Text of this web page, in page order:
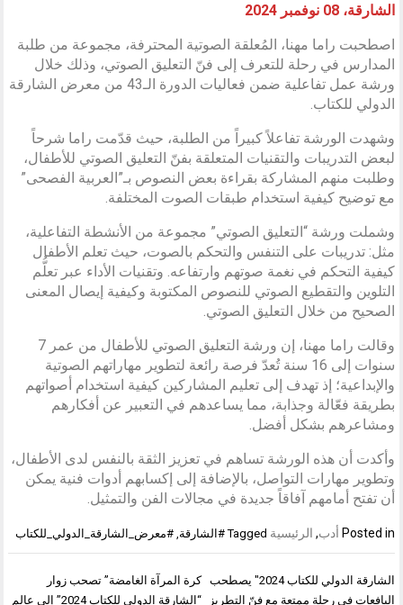
الشارقة، 08 نوفمبر 2024
اصطحبت راما مهنا، المُعلقة الصوتية المحترفة، مجموعة من طلبة
المدارس في رحلة للتعرف إلى فنّ التعليق الصوتي، وذلك خلال
ورشة عمل تفاعلية ضمن فعاليات الدورة الـ43 من معرض الشارقة
الدولي للكتاب.
وشهدت الورشة تفاعلاً كبيراً من الطلبة، حيث قدّمت راما شرحاً
لبعض التدريبات والتقنيات المتعلقة بفنّ التعليق الصوتي للأطفال،
وطلبت منهم المشاركة بقراءة بعض النصوص بـ”العربية الفصحى”
مع توضيح كيفية استخدام طبقات الصوت المختلفة.
وشملت ورشة “التعليق الصوتي” مجموعة من الأنشطة التفاعلية،
مثل: تدريبات على التنفس والتحكم بالصوت، حيث تعلم الأطفال
كيفية التحكم في نغمة صوتهم وارتفاعه. وتقنيات الأداء عبر تعلُّم
التلوين والتقطيع الصوتي للنصوص المكتوبة وكيفية إيصال المعنى
الصحيح من خلال التعليق الصوتي.
وقالت راما مهنا، إن ورشة التعليق الصوتي للأطفال من عمر 7
سنوات إلى 16 سنة تُعدّ فرصة رائعة لتطوير مهاراتهم الصوتية
والإبداعية؛ إذ تهدف إلى تعليم المشاركين كيفية استخدام أصواتهم
بطريقة فعّالة وجذابة، مما يساعدهم في التعبير عن أفكارهم
ومشاعرهم بشكل أفضل.
وأكدت أن هذه الورشة تساهم في تعزيز الثقة بالنفس لدى الأطفال،
وتطوير مهارات التواصل، بالإضافة إلى إكسابهم أدوات فنية يمكن
أن تفتح أمامهم آفاقاً جديدة في مجالات الفن والتمثيل.
Posted in أدب, الرئيسية Tagged #الشارقة ,#معرض_الشارقة_الدولي_للكتاب
تصفّح
المقالات
كرة المرآة الغامضة” تصحب زوار
“الشارقة الدولي للكتاب 2024” إلى عالم
الشارقة الدولي للكتاب 2024″ يصطحب
اليافعات في رحلة ممتعة مع فنّ التطريز